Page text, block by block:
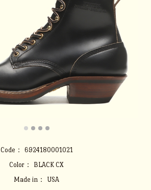
Code：
6924180001021
Color：
BLACK CX
Made in：
USA